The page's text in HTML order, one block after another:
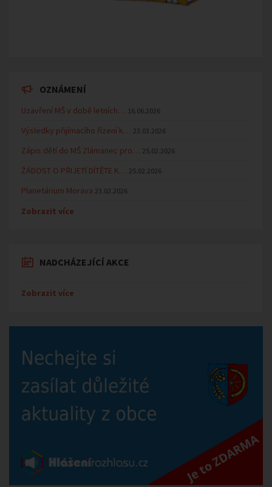
OZNÁMENÍ
Uzavření MŠ v době letních… 16.06.2026
Výsledky přijímacího řízení k… 23.03.2026
Zápis dětí do MŠ Zlámanec pro… 25.02.2026
ŽÁDOST O PŘIJETÍ DÍTĚTE K… 25.02.2026
Planetárium Morava 23.02.2026
Zobrazit více
NADCHÁZEJÍCÍ AKCE
Zobrazit více